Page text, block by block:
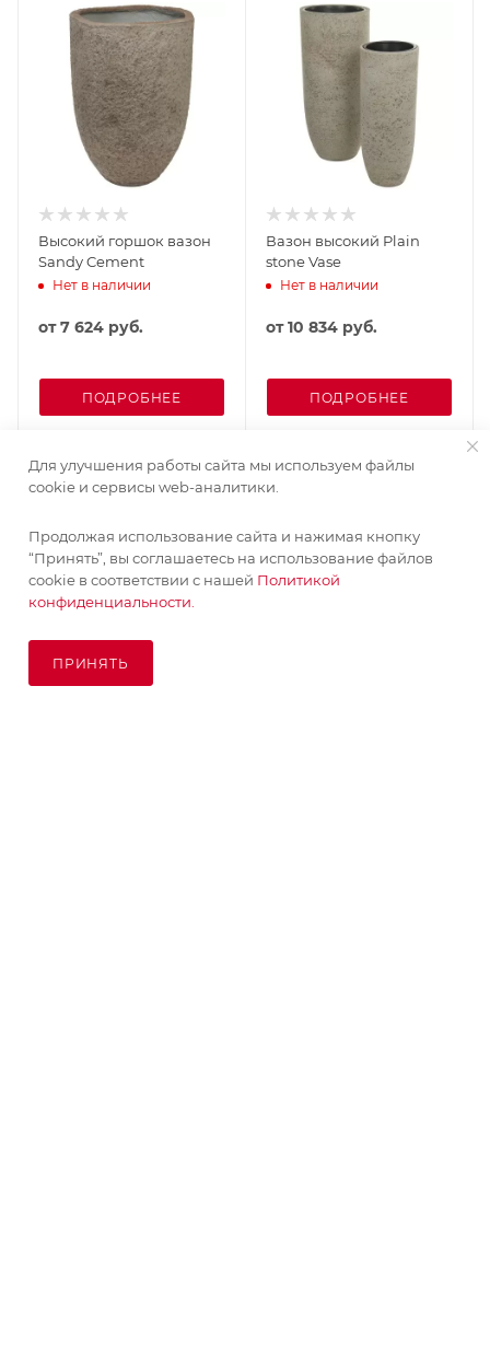
Высокий горшок вазон
Sandy Cement
Нет в наличии
от7 624 руб.
ПОДРОБНЕЕ
Вазон высокий Plain
stone Vase
Нет в наличии
от10 834 руб.
ПОДРОБНЕЕ
Для улучшения работы сайта мы используем файлы
cookie и сервисы web-аналитики.
Продолжая использование сайта и нажимая кнопку
“Принять”, вы соглашаетесь на использование файлов
cookie в соответствии с нашей Политикой
конфиденциальности.
ПРИНЯТЬ